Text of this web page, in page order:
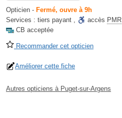
Opticien - Fermé, ouvre à 9h
Services : tiers payant , accès PMR
CB acceptée
Recommander cet opticien
Améliorer cette fiche
Autres opticiens à Puget-sur-Argens